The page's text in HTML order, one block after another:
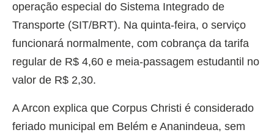
operação especial do Sistema Integrado de
Transporte (SIT/BRT). Na quinta-feira, o serviço
funcionará normalmente, com cobrança da tarifa
regular de R$ 4,60 e meia-passagem estudantil no
valor de R$ 2,30.
A Arcon explica que Corpus Christi é considerado
feriado municipal em Belém e Ananindeua, sem